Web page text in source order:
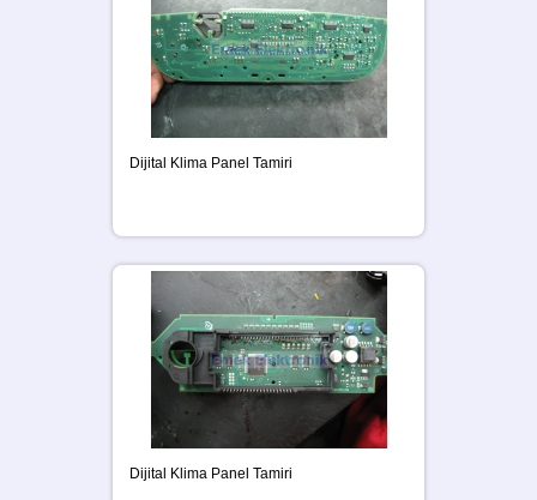
Dijital Klima Panel Tamiri
Dijital Klima Panel Tamiri